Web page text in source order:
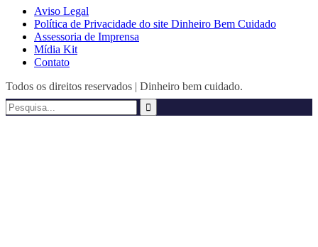
Aviso Legal
Política de Privacidade do site Dinheiro Bem Cuidado
Assessoria de Imprensa
Mídia Kit
Contato
Todos os direitos reservados | Dinheiro bem cuidado.